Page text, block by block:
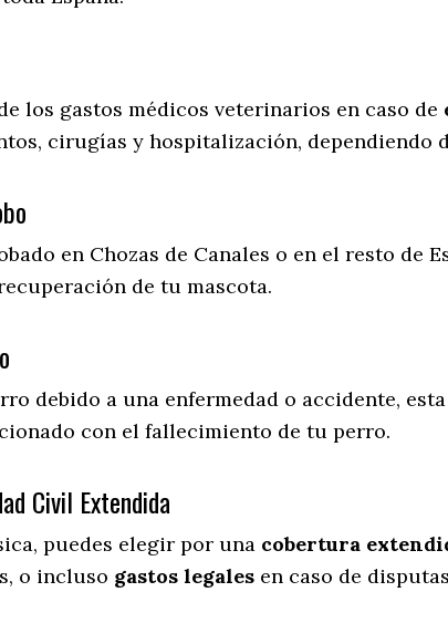
los gastos médicos veterinarios en caso de
cirugías y hospitalización, dependiendo
en Chozas de Canales o en el resto de
de tu mascota.
debido a una enfermedad o accidente, esta
con el fallecimiento de tu perro.
Civil Extendida
puedes elegir por una cobertura
o incluso gastos legales en caso de